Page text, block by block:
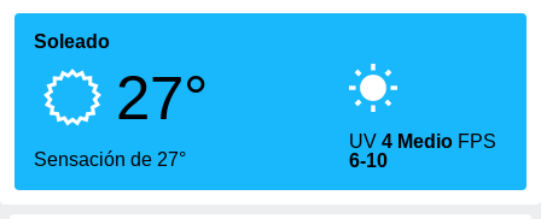
ha
calidad.
a este
las
Soleado
27°
Sensación de 27°
UV4 Medio FPS
6-10